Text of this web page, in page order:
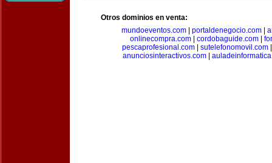
Otros dominios en venta:
mundoeventos.com| portaldenegocio.com|
onlinecompra.com| cordobaguide.com|
pescaprofesional.com| sutelefonomovil.com
anunciosinteractivos.com|